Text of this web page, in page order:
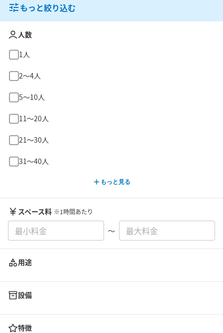
もっと絞り込む
人数
1人
2〜4人
5〜10人
11〜20人
21〜30人
31〜40人
もっと見る
スペース料 ※1時間あたり
〜
用途
設備
特徴